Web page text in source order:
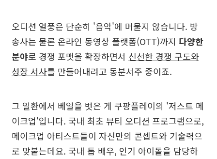
오디션 열풍은 단순히 '음악'에 머물지 않습니다. 방
송사는 물론 온라인 동영상 플랫폼(OTT)까지 다양한
분야로 경쟁 포맷을 확장하면서 신선한 경쟁 구도와
성장 서사를 만들어내려고 동분서주 중이죠.
그 일환에서 베일을 벗은 게 쿠팡플레이의 '저스트 메
이크업'입니다. 국내 최초 뷰티 오디션 프로그램으로,
메이크업 아티스트들이 자신만의 콘셉트와 기술력으
로 맞붙는데요. 국내 톱 배우, 인기 아이돌을 담당하